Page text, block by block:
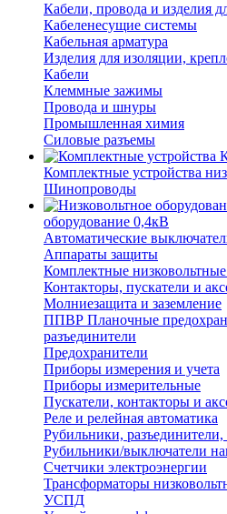
Кабели, провода и изделия
Кабеленесущие системы
Кабельная арматура
Изделия для изоляции,
Кабели
Клеммные зажимы
Провода и шнуры
Промышленная химия
Силовые разъемы
Комплектные устройства
Шинопроводы
оборудование 0,4кВ
Автоматические
Аппараты защиты
Комплектные низковольтные
Контакторы, пускатели и
Молниезащита и заземление
ППВР Планочные
разъединители
Предохранители
Приборы измерения и учета
Приборы измерительные
Пускатели, контакторы и
Реле и релейная автоматика
Рубильники,
Рубильники/выключатели
Счетчики электроэнергии
Трансформаторы
УСПД